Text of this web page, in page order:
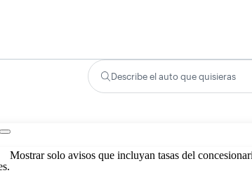
Describe el auto que quisieras
Mostrar solo avisos que incluyan tasas del